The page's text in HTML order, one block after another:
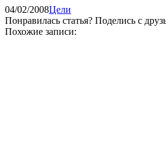
04/02/2008Цели
Понравилась статья? Поделись с
Похожие записи: